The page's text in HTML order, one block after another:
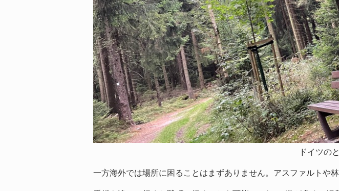
ドイツの
一方海外では場所に困ることはまずありません。アスファルトや